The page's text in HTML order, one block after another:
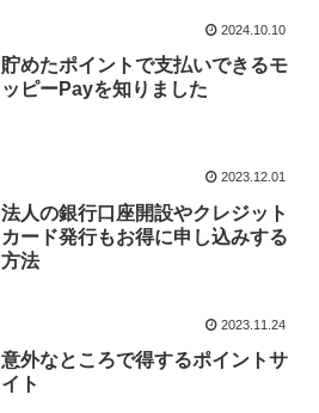
2024.10.10
貯めたポイントで支払いできるモ
ッピーPayを知りました
2023.12.01
法人の銀行口座開設やクレジット
カード発行もお得に申し込みする
方法
2023.11.24
意外なところで得するポイントサ
イト